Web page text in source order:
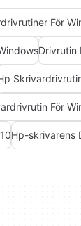
För
Drivrutin
För
Hp-skrivarens